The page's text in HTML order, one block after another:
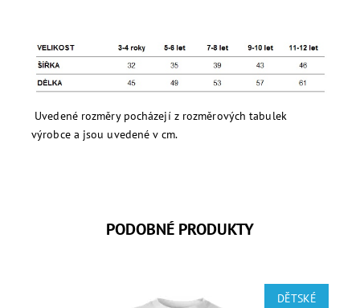
Uvedené rozměry pocházejí z rozměrových tabulek
výrobce a jsou uvedené v cm.
PODOBNÉ PRODUKTY
DĚTSKÉ